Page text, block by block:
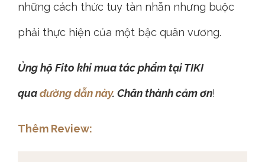
những cách thức tuy tàn nhẫn nhưng buộc
phải thực hiện của một bậc quân vương.
Ủng hộ Fito khi mua tác phẩm tại TIKI
quađường dẫn này. Chân thành cảm ơn!
Thêm Review: